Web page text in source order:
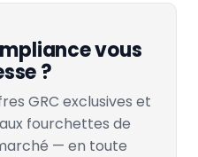
vous
?
GRC exclusives et
fourchettes de
— en toute